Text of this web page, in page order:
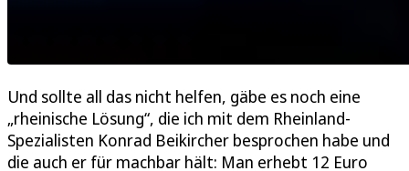
Und sollte all das nicht helfen, gäbe es noch eine
„rheinische Lösung“, die ich mit dem Rheinland-
Spezialisten Konrad Beikircher besprochen habe und
die auch er für machbar hält: Man erhebt 12 Euro